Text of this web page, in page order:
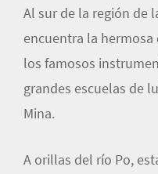
Al sur de la región de
encuentra la hermosa
los famosos
grandes escuelas de
Mina.
A orillas del río Po,